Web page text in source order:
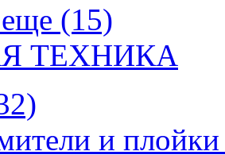
(15)
ТЕХНИКА
и